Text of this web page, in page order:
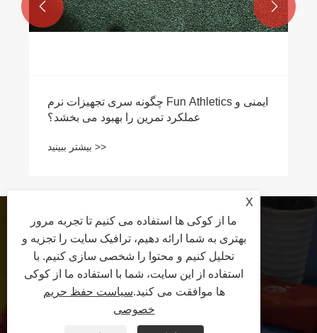
چگونه سری تجهیزات نرم Fun Athletics ایمنی و
عملکرد تمرین را بهبود می بخشد؟
بیشتر ببینید >>
 
+86-18631783039
rikadoshelby28@gmail.com
منطقه توسعه اقتصادی شهرستان Yanshan، شهر
X
ما از کوکی ها استفاده می کنیم تا تجربه مرور
بهتری به شما ارائه دهیم، ترافیک سایت را تجزیه و
تحلیل کنیم و محتوا را شخصی سازی کنیم. با
استفاده از این سایت، شما با استفاده ما از کوکی
ها موافقت می کنید.سیاست حفظ حریم
خصوصی